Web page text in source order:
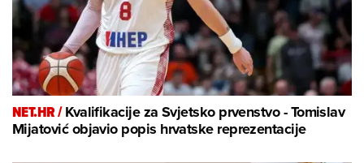
NET.HR /Kvalifikacije za Svjetsko prvenstvo - Tomislav
Mijatović objavio popis hrvatske reprezentacije